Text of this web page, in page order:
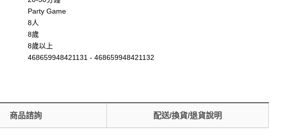
Party Game
8人
8歲
8歲以上
468659948421131 - 468659948421132
商品諮詢 配送/換貨/退貨說明